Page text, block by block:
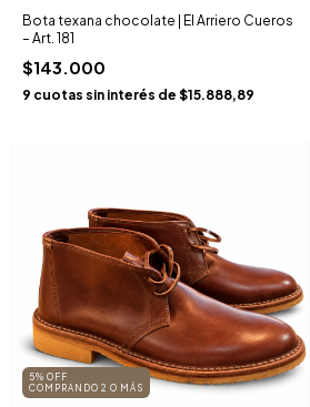
Bota texana chocolate | El Arriero Cueros
– Art. 181
$143.000
9 cuotas sin interés de$15.888,89
5% OFF
COMPRANDO 2 O MÁS